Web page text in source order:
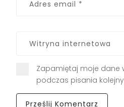
Zapamiętaj moje dane
podczas pisania